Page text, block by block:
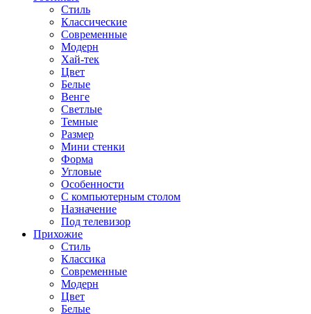
Стиль
Классические
Современные
Модерн
Хай-тек
Цвет
Белые
Венге
Светлые
Темные
Размер
Мини стенки
Форма
Угловые
Особенности
С компьютерным столом
Назначение
Под телевизор
Прихожие
Стиль
Классика
Современные
Модерн
Цвет
Белые